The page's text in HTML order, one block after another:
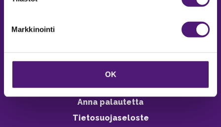
Markkinointi
OK
Vastuullisuus
Ympäristöohjelma
Avoimet työpaikat
Anna palautetta
Tietosuojaseloste